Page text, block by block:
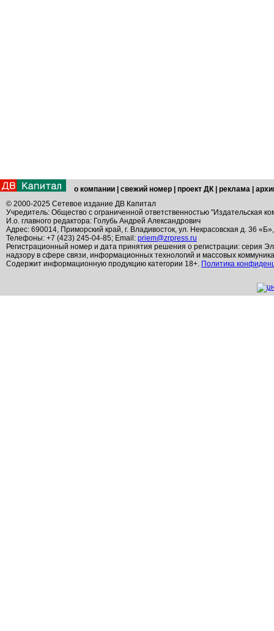
о компании свежий номер проект ДК реклама
© 2000-2025 Сетевое издание ДВ Капитал
Учредитель: Общество с ограниченной ответственностью "Издательская
И.о. главного редактора: Голубь Андрей Александрович
Адрес: 690014, Приморский край, г. Владивосток, ул. Некрасовская д. 36
Телефоны: +7 (423) 245-04-85; Email: priem@zrpress.ru
Регистрационный номер и дата принятия решения о регистрации: серия
надзору в сфере связи, информационных технологий и массовых
Содержит информационную продукцию категории 18+. Политика